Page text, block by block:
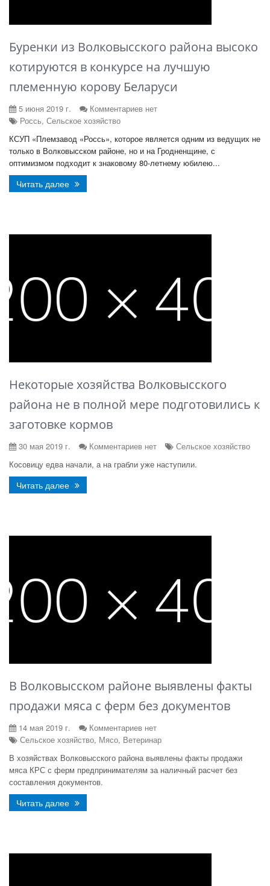
Буренки из Волковысского района высоко
котируются в конкурсе на лучшую
племенную корову Беларуси
5 июня 2019 г.
Комментариев нет
Россь, Сельское хозяйство
КСУП «Племзавод «Россь», которое является одним из ведущих не
только в Волковысском районе, но и на Гродненщине, с
оптимизмом подходит к знаковому 80-летнему юбилею...
Читать далее
Некоторые хозяйства Волковысского
района не в полной мере подготовились к
заготовке кормов
30 мая 2019 г. Комментариев нет
Сельское хозяйство
Косовицу едва начали, а на грабли уже наступили.
Читать далее
В Волковысском районе выявлены факты
продажи мяса с ферм без документов
14 мая 2019 г.
Комментариев нет
Сельское хозяйство, Мясо, Ветеринар
В хозяйствах Волковысского района выявлены факты продажи
мяса КРС с ферм предпринимателям за наличный расчет без
составления документов.
Читать далее